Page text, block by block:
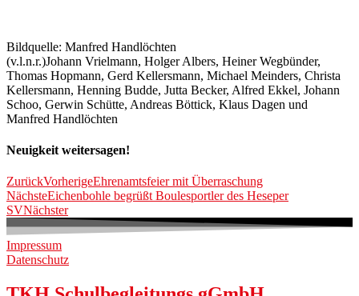
Bildquelle: Manfred Handlöchten
(v.l.n.r.)Johann Vrielmann, Holger Albers, Heiner Wegbünder,
Thomas Hopmann, Gerd Kellersmann, Michael Meinders, Christa
Kellersmann, Henning Budde, Jutta Becker, Alfred Ekkel, Johann
Schoo, Gerwin Schütte, Andreas Böttick, Klaus Dagen und
Manfred Handlöchten
Neuigkeit weitersagen!
ZurückVorherigeEhrenamtsfeier mit Überraschung
NächsteEichenbohle begrüßt Boulesportler des Heseper
SVNächster
Impressum
Datenschutz